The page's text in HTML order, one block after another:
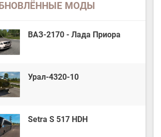
МОДЫ
ВАЗ-2170 - Лада Приора
Урал-4320-10
Setra S 517 HDH